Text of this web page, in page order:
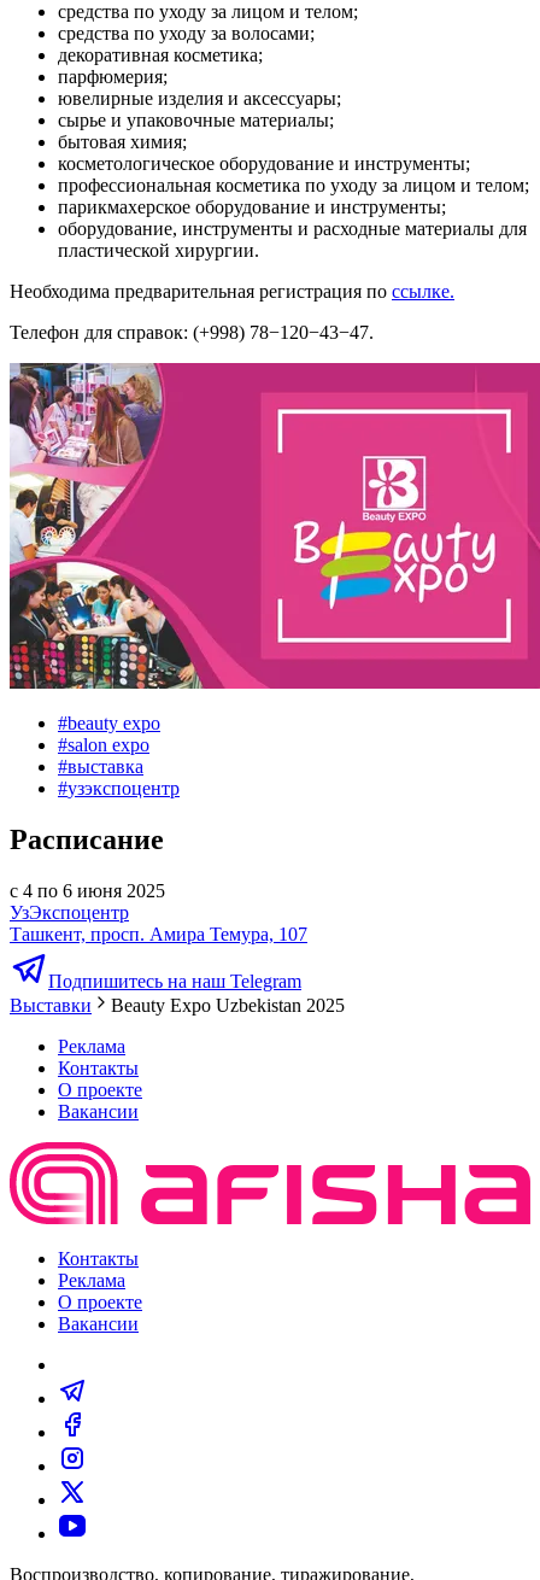
средства по уходу за лицом и телом;
средства по уходу за волосами;
декоративная косметика;
парфюмерия;
ювелирные изделия и аксессуары;
сырье и упаковочные материалы;
бытовая химия;
косметологическое оборудование и инструменты;
профессиональная косметика по уходу за лицом и телом;
парикмахерское оборудование и инструменты;
оборудование, инструменты и расходные материалы для
пластической хирургии.
Необходима предварительная регистрация по ссылке.
Телефон для справок: (+998) 78−120−43−47.
#beauty expo
#salon expo
#выставка
#узэкспоцентр
Расписание
с 4 по 6 июня 2025
УзЭкспоцентр
Ташкент, просп. Амира Темура, 107
Подпишитесь на наш Telegram
Выставки
Beauty Expo Uzbekistan 2025
Реклама
Контакты
О проекте
Вакансии
Контакты
Реклама
О проекте
Вакансии
Воспроизводство, копирование, тиражирование,